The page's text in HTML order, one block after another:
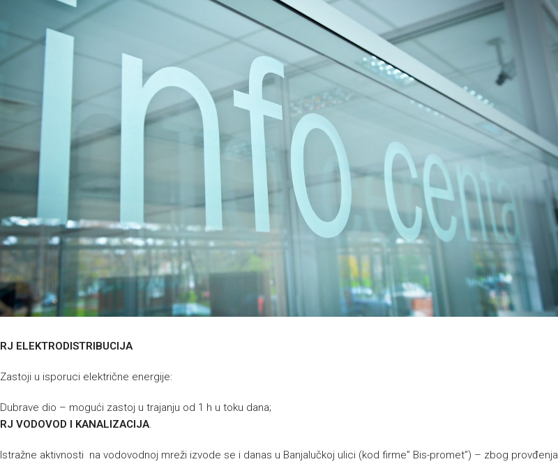
RJ ELEKTRODISTRIBUCIJA
Zastoji u isporuci električne energije:
Dubrave dio – mogući zastoj u trajanju od 1 h u toku dana;
RJ VODOVOD I KANALIZACIJA.
Istražne aktivnosti na vodovodnoj mreži izvode se i danas u Banjalučkoj ulici (kod firme” Bis-promet”) – zbog provđenja